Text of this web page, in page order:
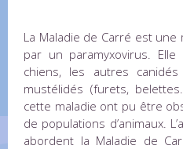
La Maladie de Carré est
par un paramyxovirus.
chiens, les autres
mustélidés (furets,
cette maladie ont pu être
de populations d’animaux.
abordent la Maladie de